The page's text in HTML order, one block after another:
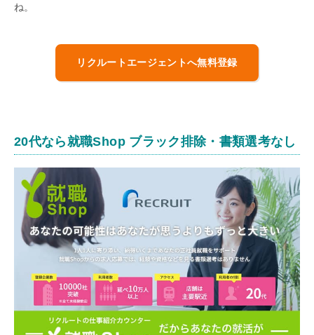
ね。
リクルートエージェントへ無料登録
20代なら就職Shop ブラック排除・書類選考なし